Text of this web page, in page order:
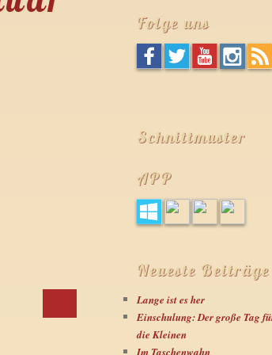
e
Folge uns
Schnittmuster
APP
Neueste Beiträge
Lange ist es her
Einschulung: Der große Tag
die Kleinen
Im Taschenwahn